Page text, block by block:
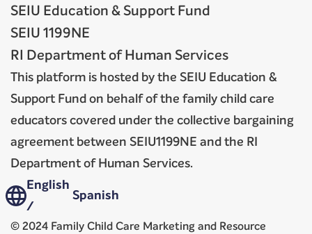
SEIU Education & Support Fund
SEIU 1199NE
RI Department of Human Services
This platform is hosted by the SEIU Education &
Support Fund on behalf of the family child care
educators covered under the collective bargaining
agreement between SEIU1199NE and the RI
Department of Human Services.
© 2024 Family Child Care Marketing and Resource
English
/
Spanish